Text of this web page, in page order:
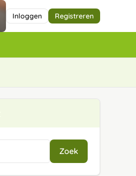
Inloggen Registreren
Zoek